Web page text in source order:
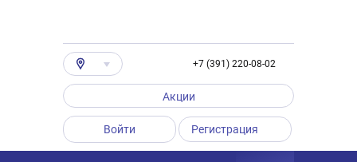
+7 (391) 220-08-02
Акции
Войти Регистрация